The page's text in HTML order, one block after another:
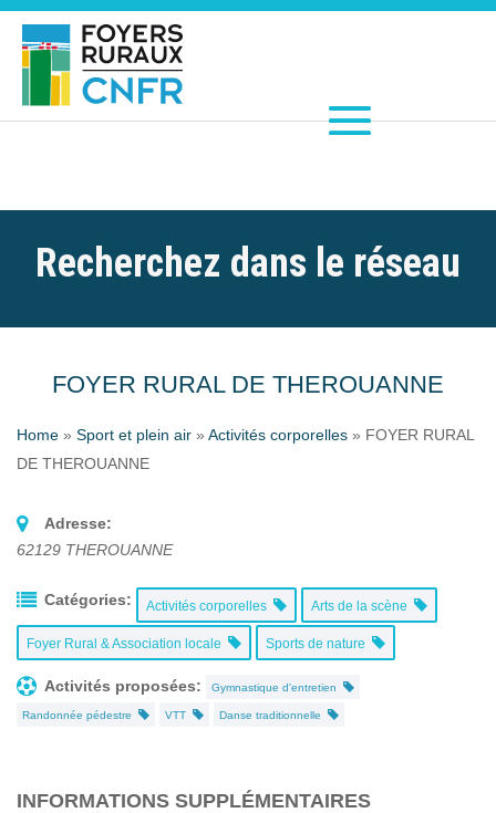
Recherchez dans le réseau
FOYER RURAL DE THEROUANNE
Home » Sport et plein air » Activités corporelles » FOYER RURAL
DE THEROUANNE
Adresse:
62129 THEROUANNE
Catégories: Activités corporelles Arts de la scène
Foyer Rural & Association locale Sports de nature
Activités proposées: Gymnastique d'entretien
Randonnée pédestre VTT Danse traditionnelle
INFORMATIONS SUPPLÉMENTAIRES